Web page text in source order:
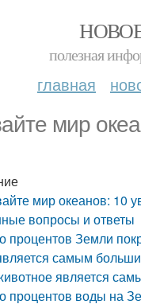
полезная
главная
мир
мир океанов: 10
вопросы и ответы
процентов Земли
самым
является
процентов воды на